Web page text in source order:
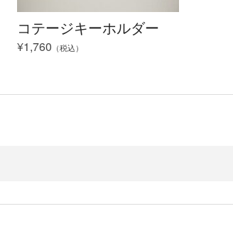
コテージキーホルダー
¥1,760 （税込）